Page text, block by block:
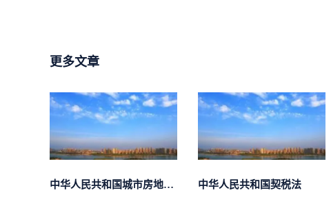
更多文章
中华人民共和国城市房地产管理法 中华人民共和国契税法